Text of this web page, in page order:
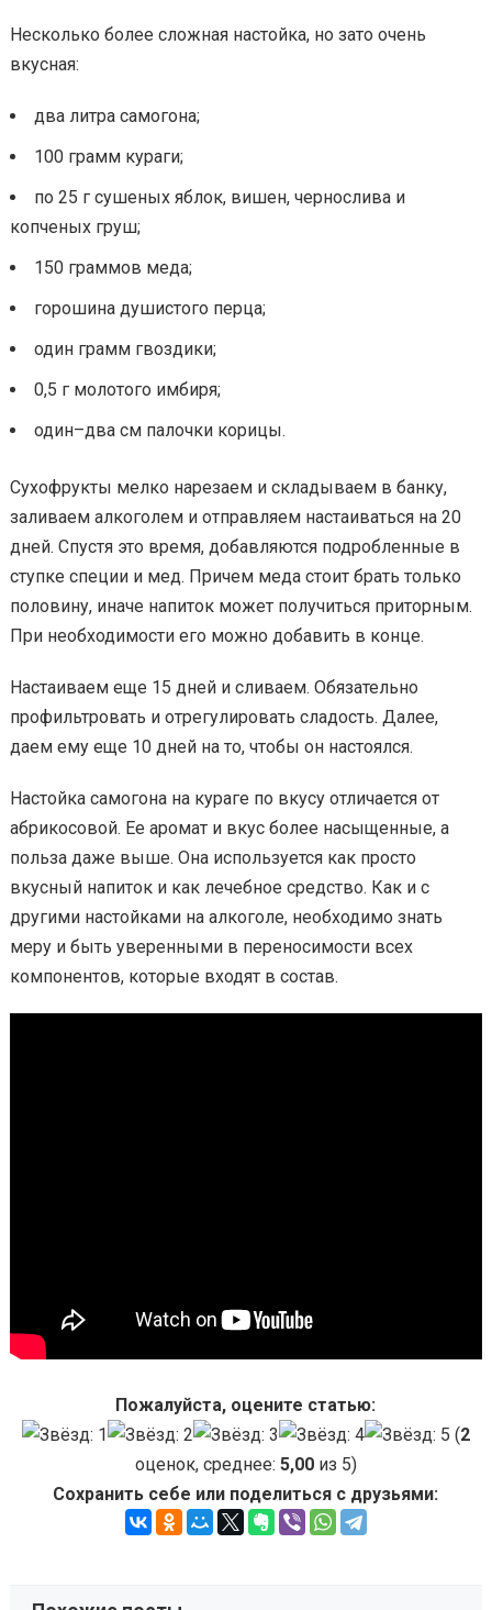
Несколько более сложная настойка, но зато очень
вкусная:
два литра самогона;
100 грамм кураги;
по 25 г сушеных яблок, вишен, чернослива и
копченых груш;
150 граммов меда;
горошина душистого перца;
один грамм гвоздики;
0,5 г молотого имбиря;
один–два см палочки корицы.
Сухофрукты мелко нарезаем и складываем в банку,
заливаем алкоголем и отправляем настаиваться на 20
дней. Спустя это время, добавляются подробленные в
ступке специи и мед. Причем меда стоит брать только
половину, иначе напиток может получиться приторным.
При необходимости его можно добавить в конце.
Настаиваем еще 15 дней и сливаем. Обязательно
профильтровать и отрегулировать сладость. Далее,
даем ему еще 10 дней на то, чтобы он настоялся.
Настойка самогона на кураге по вкусу отличается от
абрикосовой. Ее аромат и вкус более насыщенные, а
польза даже выше. Она используется как просто
вкусный напиток и как лечебное средство. Как и с
другими настойками на алкоголе, необходимо знать
меру и быть уверенными в переносимости всех
компонентов, которые входят в состав.
Пожалуйста, оцените статью:
(2
оценок, среднее: 5,00из 5)
Сохранить себе или поделиться с друзьями: